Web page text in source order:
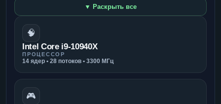
▼ Раскрыть все
🧠
Intel Core i9-10940X
ПРОЦЕССОР
14 ядер • 28 потоков • 3300 МГц
🎮